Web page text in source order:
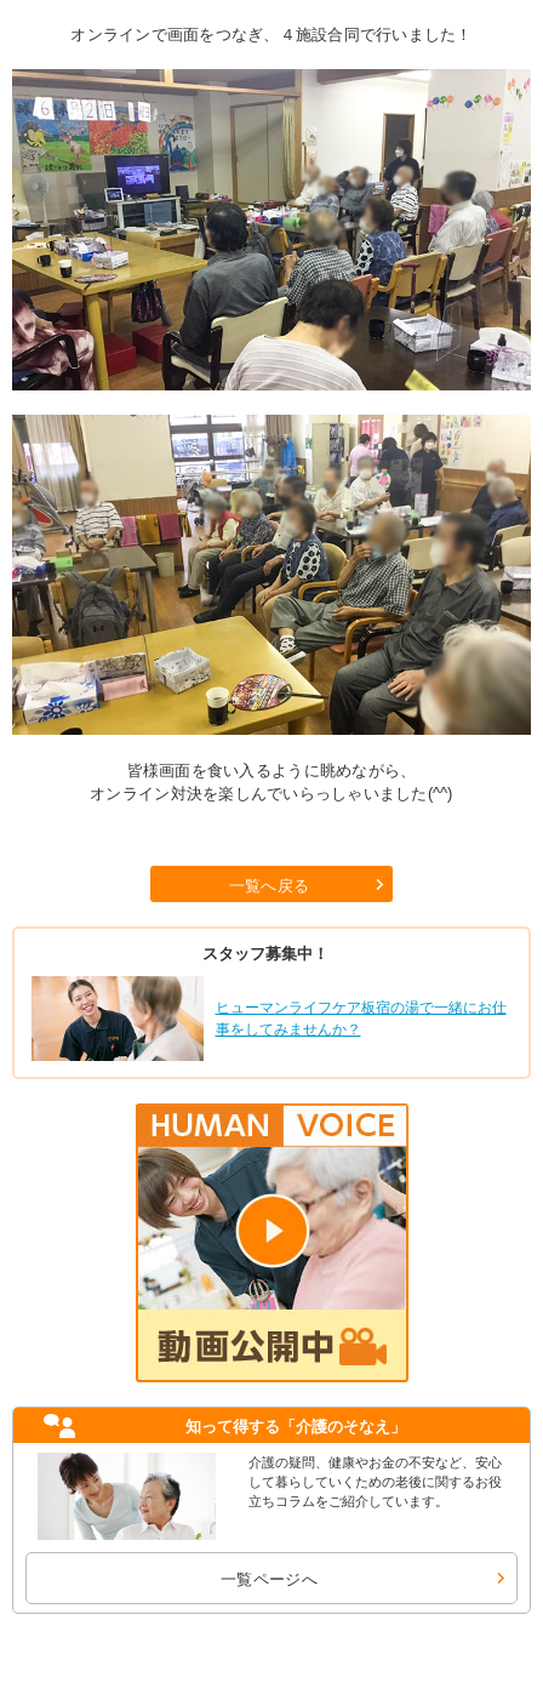
オンラインで画面をつなぎ、４施設合同で行いました！
皆様画面を食い入るように眺めながら、
オンライン対決を楽しんでいらっしゃいました(^^)
一覧へ戻る
スタッフ募集中！
ヒューマンライフケア板宿の湯で一緒にお仕
事をしてみませんか？
知って得する 「介護のそなえ」
介護の疑問、健康やお金の不安など、安心
して暮らしていくための老後に関するお役
立ちコラムをご紹介しています。
一覧ページへ